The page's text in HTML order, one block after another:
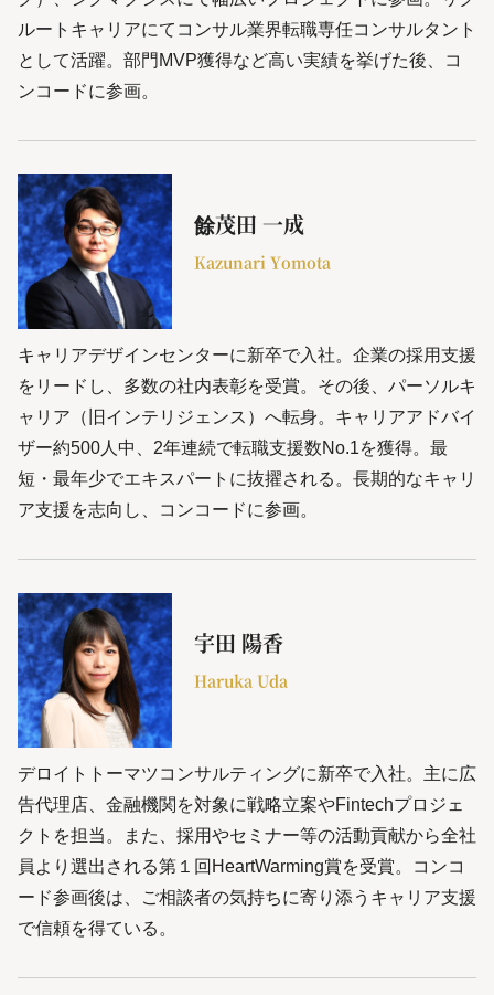
ルートキャリアにてコンサル業界転職専任コンサルタント
として活躍。部門MVP獲得など高い実績を挙げた後、コ
ンコードに参画。
餘茂田 一成
Kazunari Yomota
キャリアデザインセンターに新卒で入社。企業の採用支援
をリードし、多数の社内表彰を受賞。その後、パーソルキ
ャリア（旧インテリジェンス）へ転身。キャリアアドバイ
ザー約500人中、2年連続で転職支援数No.1を獲得。最
短・最年少でエキスパートに抜擢される。長期的なキャリ
ア支援を志向し、コンコードに参画。
宇田 陽香
Haruka Uda
デロイトトーマツコンサルティングに新卒で入社。主に広
告代理店、金融機関を対象に戦略立案やFintechプロジェ
クトを担当。また、採用やセミナー等の活動貢献から全社
員より選出される第１回HeartWarming賞を受賞。コンコ
ード参画後は、ご相談者の気持ちに寄り添うキャリア支援
で信頼を得ている。